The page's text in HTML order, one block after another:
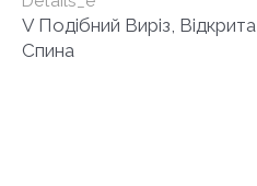
V Подібний Виріз, Відкрита
Спина